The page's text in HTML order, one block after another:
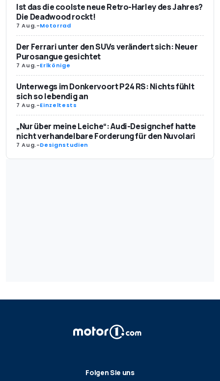
Ist das die coolste neue Retro-Harley des Jahres?
Die Deadwood rockt!
7 Aug.-Motorrad
Der Ferrari unter den SUVs verändert sich: Neuer
Purosangue gesichtet
7 Aug.-Erlkönige
Unterwegs im Donkervoort P24 RS: Nichts fühlt
sich so lebendig an
7 Aug.-Einzeltests
„Nur über meine Leiche“: Audi-Designchef hatte
nicht verhandelbare Forderung für den Nuvolari
7 Aug.-Designstudien
Folgen Sie uns